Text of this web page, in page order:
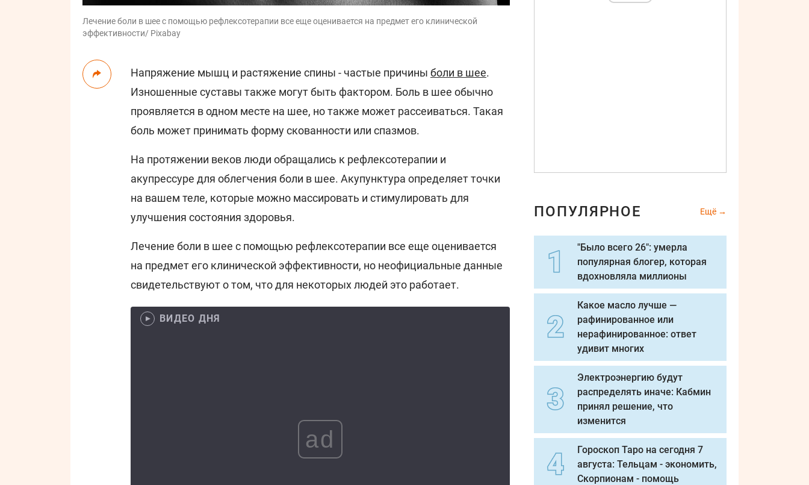
Лечение боли в шее с помощью рефлексотерапии все еще оценивается на предмет его клинической
эффективности/ Pixabay
Напряжение мышц и растяжение спины - частые причины боли в шее.
Изношенные суставы также могут быть фактором. Боль в шее обычно
проявляется в одном месте на шее, но также может рассеиваться. Такая
боль может принимать форму скованности или спазмов.
На протяжении веков люди обращались к рефлексотерапии и
акупрессуре для облегчения боли в шее. Акупунктура определяет точки
на вашем теле, которые можно массировать и стимулировать для
улучшения состояния здоровья.
Лечение боли в шее с помощью рефлексотерапии все еще оценивается
на предмет его клинической эффективности, но неофициальные данные
свидетельствуют о том, что для некоторых людей это работает.
ВИДЕО ДНЯ
ad
ПОПУЛЯРНОЕ Ещё
"Было всего 26": умерла
популярная блогер, которая
вдохновляла миллионы
Какое масло лучше —
рафинированное или
нерафинированное: ответ
удивит многих
Электроэнергию будут
распределять иначе: Кабмин
принял решение, что
изменится
Гороскоп Таро на сегодня 7
августа: Тельцам - экономить,
Скорпионам - помощь